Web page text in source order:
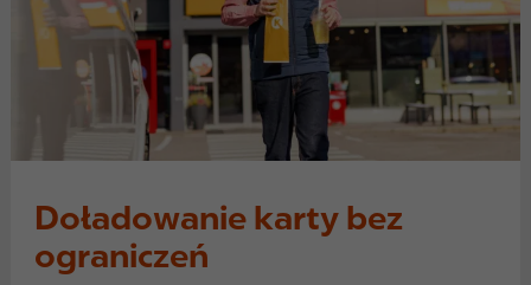
Doładowanie karty bez
ograniczeń